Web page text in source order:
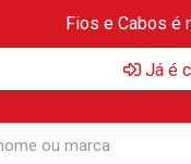
Fios e Cabos é
Já é